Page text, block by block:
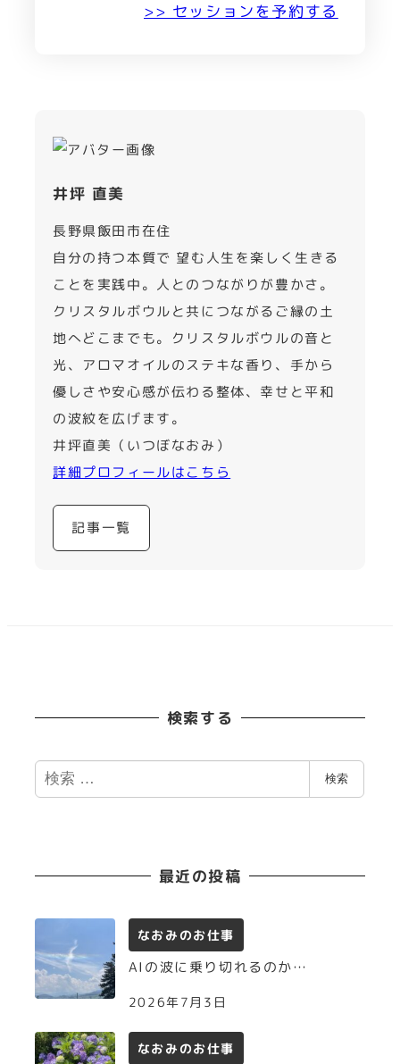
>> セッションを予約する
井坪 直美
長野県飯田市在住
自分の持つ本質で 望む人生を楽しく生きる
ことを実践中。人とのつながりが豊かさ。
クリスタルボウルと共につながるご縁の土
地へどこまでも。クリスタルボウルの音と
光、アロマオイルのステキな香り、手から
優しさや安心感が伝わる整体、幸せと平和
の波紋を広げます。
井坪直美（いつぼなおみ）
詳細プロフィールはこちら
記事一覧
検索する
検
索
検索
最近の投稿
なおみのお仕事
AIの波に乗り切れるのか…
2026年7月3日
なおみのお仕事